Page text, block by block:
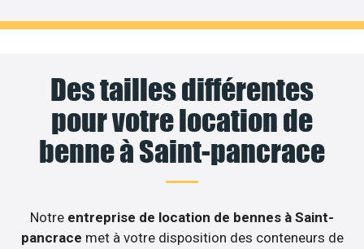
Des tailles différentes
pour votre location de
benne à Saint-pancrace
Notre entreprise de location de bennes à Saint-
pancrace met à votre disposition des conteneurs de